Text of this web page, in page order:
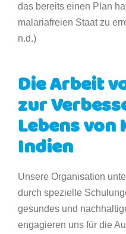
das bereits einen Plan
malariafreien Staat zu
n.d.)
Die Arbeit
zur
Lebens
Indien
Unsere Organisation
durch spezielle
gesundes und
engagieren uns für die